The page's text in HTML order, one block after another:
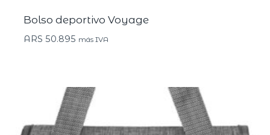
Bolso deportivo Voyage
ARS 50.895 más IVA